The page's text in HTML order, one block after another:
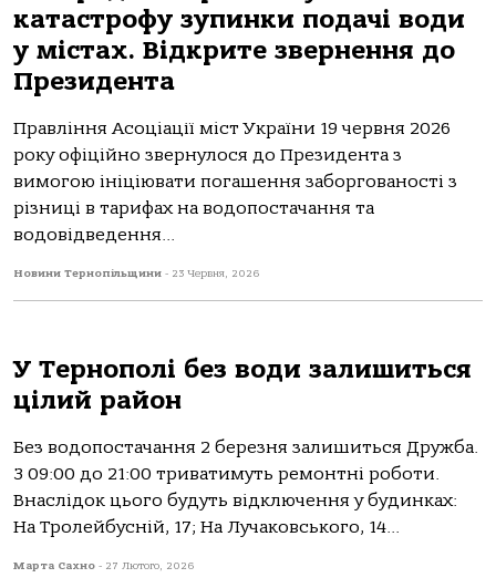
катастрофу зупинки подачі води
у містах. Відкрите звернення до
Президента
Правління Асоціації міст України 19 червня 2026
року офіційно звернулося до Президента з
вимогою ініціювати погашення заборгованості з
різниці в тарифах на водопостачання та
водовідведення...
Новини Тернопільщини - 23 Червня, 2026
У Тернополі без води залишиться
цілий район
Без водопостачання 2 березня залишиться Дружба.
З 09:00 до 21:00 триватимуть ремонтні роботи.
Внаслідок цього будуть відключення у будинках:
На Тролейбусній, 17; На Лучаковського, 14...
Марта Сахно - 27 Лютого, 2026